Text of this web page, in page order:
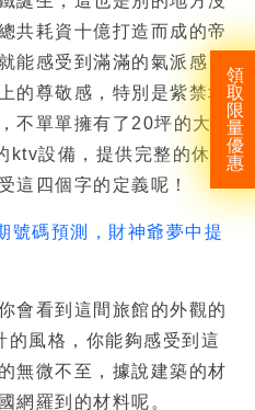
領
取
限
量
優
惠
共耗資十億打造而成的帝
能感受到滿滿的氣派感，
的尊敬感，特別是紫禁城
不單單擁有了20坪的大
ktv設備，提供完整的休閒
這四個字的定義呢！
號碼預測，財神爺夢中提
會看到這間旅館的外觀的
的風格，你能夠感受到這
無微不至，據說建築的材
網羅到的材料呢。